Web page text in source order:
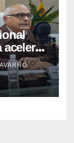
acelerar
en el